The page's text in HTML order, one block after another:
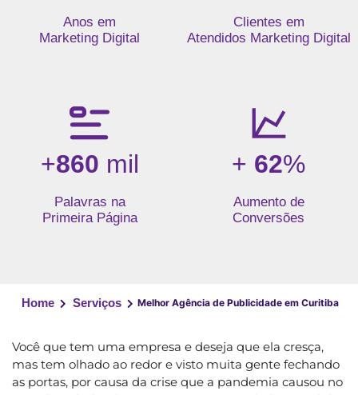
Anos em
Marketing Digital
Clientes em
Atendidos Marketing Digital
+860 mil
Palavras na
Primeira Página
+ 62%
Aumento de
Conversões
Home Serviços Melhor Agência de Publicidade em Curitiba
Você que tem uma empresa e deseja que ela cresça,
mas tem olhado ao redor e visto muita gente fechando
as portas, por causa da crise que a pandemia causou no